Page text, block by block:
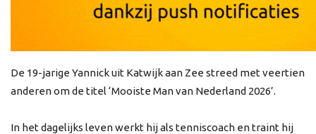
De 19-jarige Yannick uit Katwijk aan Zee streed met veertien
anderen om de titel ‘Mooiste Man van Nederland 2026’.
In het dagelijks leven werkt hij als tenniscoach en traint hij